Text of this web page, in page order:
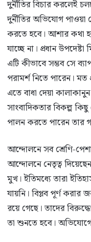
দুর্নীতির বিচার করলেই
দুর্নীতির অভিযোগ পাওয়া
করতে হবে। আশার কথা
যাচ্ছে না। প্রধান
এটি কীভাবে সম্ভব সে
পরামর্শ নিতে পারেন। মত
এতে বাধা দেয়া
সাংবাদিকতার বিকল্প কিছু
পালন করতে পারেন তার
আন্দোলনে সব শ্রেণি-
আন্দোলনে নেতৃত্ব
মুখ। ইতিমধ্যে তারা
যায়নি। বিপ্লব পূর্ণ
রয়ে গেছে। তাদের
তা শুনতে হবে।